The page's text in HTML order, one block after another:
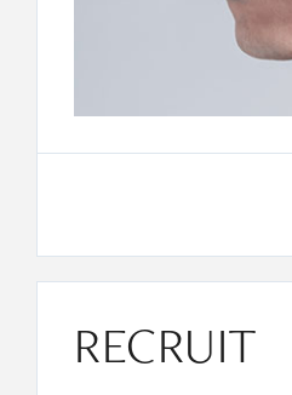
RECRUIT